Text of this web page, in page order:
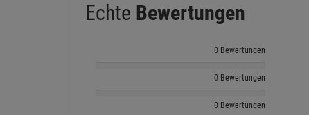
Echte Bewertungen
0 Bewertungen
0 Bewertungen
0 Bewertungen